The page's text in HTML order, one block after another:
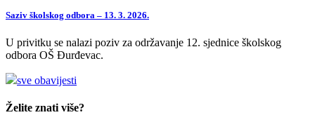
Saziv školskog odbora – 13. 3. 2026.
U privitku se nalazi poziv za održavanje 12. sjednice školskog
odbora OŠ Đurđevac.
sve obavijesti
Želite znati više?